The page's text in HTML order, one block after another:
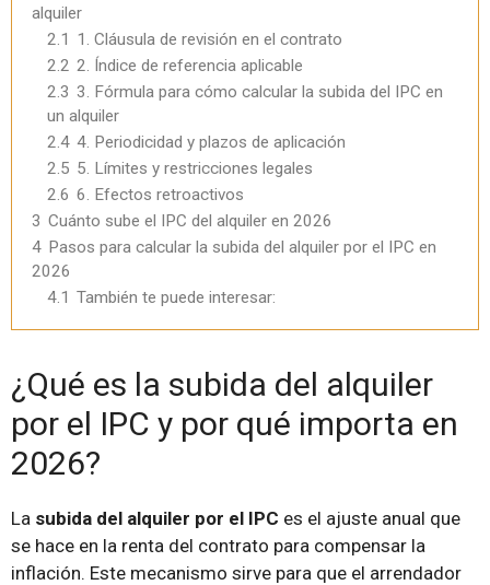
alquiler
2.1 1. Cláusula de revisión en el contrato
2.2 2. Índice de referencia aplicable
2.3 3. Fórmula para cómo calcular la subida del IPC en
un alquiler
2.4 4. Periodicidad y plazos de aplicación
2.5 5. Límites y restricciones legales
2.6 6. Efectos retroactivos
3 Cuánto sube el IPC del alquiler en 2026
4 Pasos para calcular la subida del alquiler por el IPC en
2026
4.1 También te puede interesar:
¿Qué es la subida del alquiler
por el IPC y por qué importa en
2026?
La subida del alquiler por el IPC es el ajuste anual que
se hace en la renta del contrato para compensar la
inflación. Este mecanismo sirve para que el arrendador